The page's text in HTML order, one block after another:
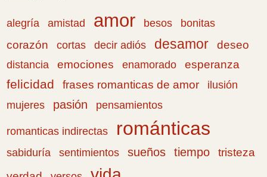
alegría amistad amor besos
bonitas
corazón
cortas decir adiós desamor deseo
distancia emociones enamorado esperanza
felicidad frases romanticas de amor
ilusión
mujeres
pasión pensamientos
romanticas indirectas románticas
sabiduría sentimientos sueños tiempo
tristeza